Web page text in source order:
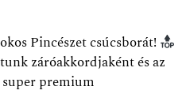
Pincészet csúcsborát!
záróakkordjaként és az
premium